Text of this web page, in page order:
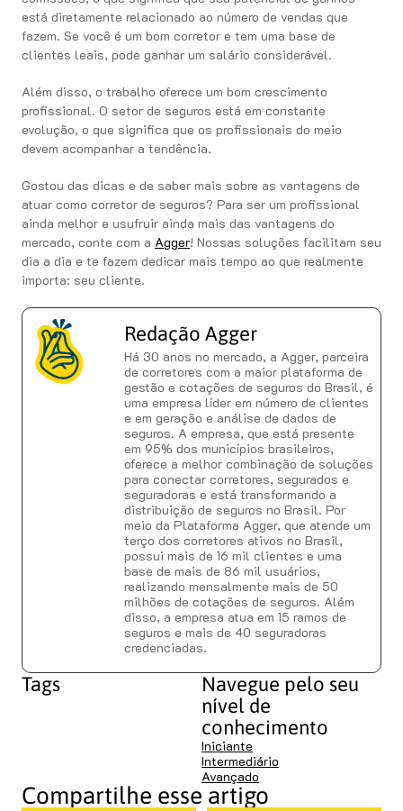
está diretamente relacionado ao número de vendas que
fazem. Se você é um bom corretor e tem uma base de
clientes leais, pode ganhar um salário considerável.
Além disso, o trabalho oferece um bom crescimento
profissional. O setor de seguros está em constante
evolução, o que significa que os profissionais do meio
devem acompanhar a tendência.
Gostou das dicas e de saber mais sobre as vantagens de
atuar como corretor de seguros? Para ser um profissional
ainda melhor e usufruir ainda mais das vantagens do
mercado, conte com a Agger! Nossas soluções facilitam seu
dia a dia e te fazem dedicar mais tempo ao que realmente
importa: seu cliente.
Redação Agger
Há 30 anos no mercado, a Agger, parceira
de corretores com a maior plataforma de
gestão e cotações de seguros do Brasil, é
uma empresa líder em número de clientes
e em geração e análise de dados de
seguros. A empresa, que está presente
em 95% dos municípios brasileiros,
oferece a melhor combinação de soluções
para conectar corretores, segurados e
seguradoras e está transformando a
distribuição de seguros no Brasil. Por
meio da Plataforma Agger, que atende um
terço dos corretores ativos no Brasil,
possui mais de 16 mil clientes e uma
base de mais de 86 mil usuários,
realizando mensalmente mais de 50
milhões de cotações de seguros. Além
disso, a empresa atua em 15 ramos de
seguros e mais de 40 seguradoras
credenciadas.
Tags
Navegue pelo seu
nível de
conhecimento
Iniciante
Intermediário
Avançado
Compartilhe esse artigo